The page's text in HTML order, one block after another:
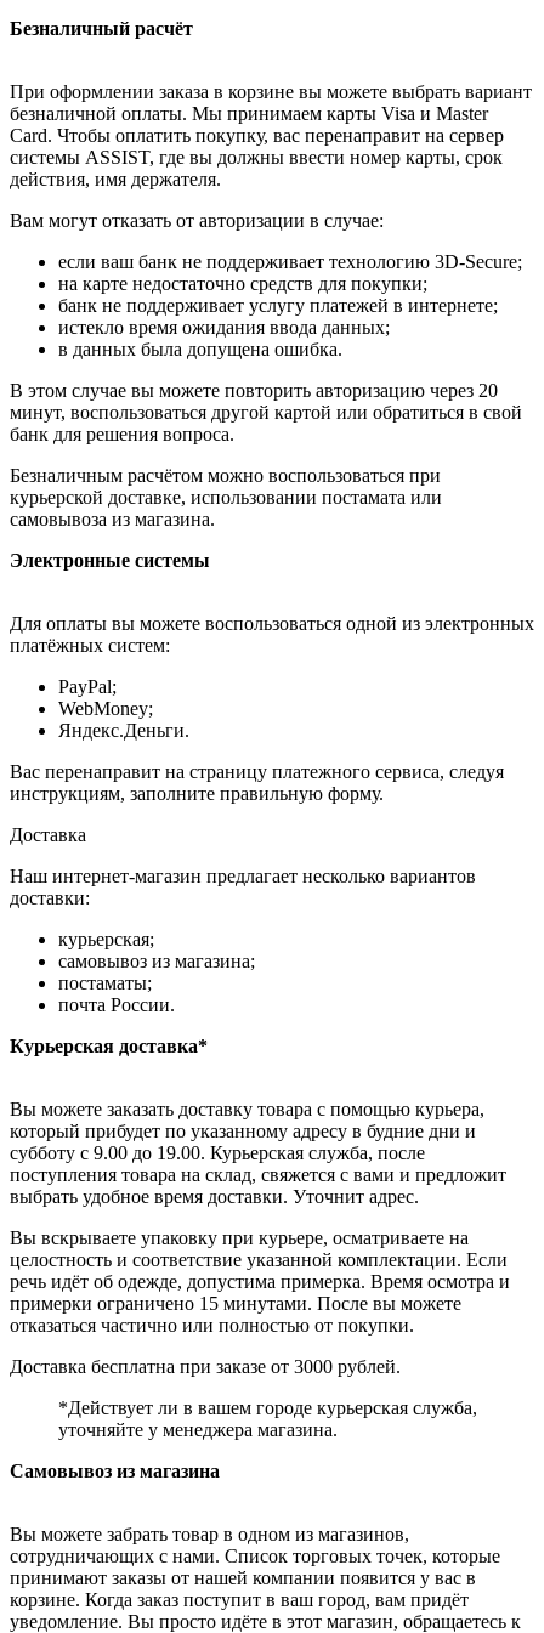
Безналичный расчёт
При оформлении заказа в корзине вы можете выбрать вариант
безналичной оплаты. Мы принимаем карты Visa и Master
Card. Чтобы оплатить покупку, вас перенаправит на сервер
системы ASSIST, где вы должны ввести номер карты, срок
действия, имя держателя.
Вам могут отказать от авторизации в случае:
если ваш банк не поддерживает технологию 3D-Secure;
на карте недостаточно средств для покупки;
банк не поддерживает услугу платежей в интернете;
истекло время ожидания ввода данных;
в данных была допущена ошибка.
В этом случае вы можете повторить авторизацию через 20
минут, воспользоваться другой картой или обратиться в свой
банк для решения вопроса.
Безналичным расчётом можно воспользоваться при
курьерской доставке, использовании постамата или
самовывоза из магазина.
Электронные системы
Для оплаты вы можете воспользоваться одной из электронных
платёжных систем:
PayPal;
WebMoney;
Яндекс.Деньги.
Вас перенаправит на страницу платежного сервиса, следуя
инструкциям, заполните правильную форму.
Доставка
Наш интернет-магазин предлагает несколько вариантов
доставки:
курьерская;
самовывоз из магазина;
постаматы;
почта России.
Курьерская доставка*
Вы можете заказать доставку товара с помощью курьера,
который прибудет по указанному адресу в будние дни и
субботу с 9.00 до 19.00. Курьерская служба, после
поступления товара на склад, свяжется с вами и предложит
выбрать удобное время доставки. Уточнит адрес.
Вы вскрываете упаковку при курьере, осматриваете на
целостность и соответствие указанной комплектации. Если
речь идёт об одежде, допустима примерка. Время осмотра и
примерки ограничено 15 минутами. После вы можете
отказаться частично или полностью от покупки.
Доставка бесплатна при заказе от 3000 рублей.
*Действует ли в вашем городе курьерская служба,
уточняйте у менеджера магазина.
Самовывоз из магазина
Вы можете забрать товар в одном из магазинов,
сотрудничающих с нами. Список торговых точек, которые
принимают заказы от нашей компании появится у вас в
корзине. Когда заказ поступит в ваш город, вам придёт
уведомление. Вы просто идёте в этот магазин, обращаетесь к